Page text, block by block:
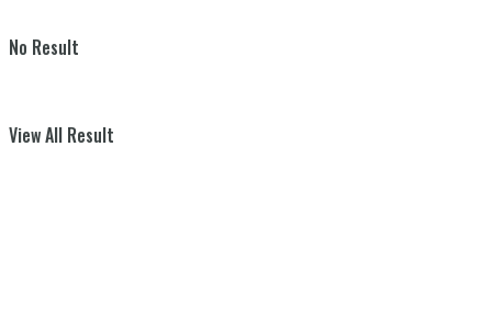
No Result
View All Result